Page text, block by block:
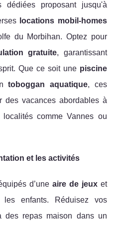
dédiées proposant jusqu'à
locations mobil-homes
du Morbihan. Optez pour
gratuite, garantissant
Que ce soit une piscine
toboggan aquatique, ces
des vacances abordables à
localités comme Vannes ou
et les activités
d’uneaire de jeuxet
les enfants. Réduisez vos
des repas maison dans un